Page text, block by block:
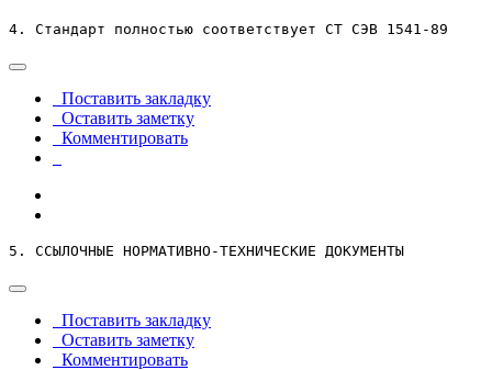
4. Стандарт полностью соответствует СТ СЭВ 1541-89
Поставить закладку
Оставить заметку
Комментировать
5. ССЫЛОЧНЫЕ НОРМАТИВНО-ТЕХНИЧЕСКИЕ ДОКУМЕНТЫ
Поставить закладку
Оставить заметку
Комментировать